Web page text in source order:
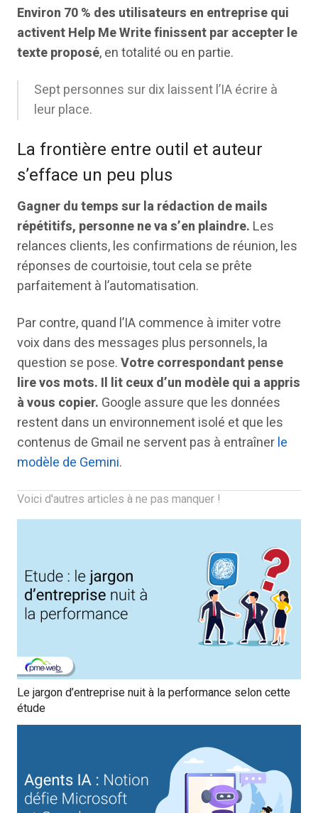
Environ 70 % des utilisateurs en entreprise qui
activent Help Me Write finissent par accepter le
texte proposé, en totalité ou en partie.
Sept personnes sur dix laissent l’IA écrire à
leur place.
La frontière entre outil et auteur
s’efface un peu plus
Gagner du temps sur la rédaction de mails
répétitifs, personne ne va s’en plaindre. Les
relances clients, les confirmations de réunion, les
réponses de courtoisie, tout cela se prête
parfaitement à l’automatisation.
Par contre, quand l’IA commence à imiter votre
voix dans des messages plus personnels, la
question se pose.Votre correspondant pense
lire vos mots. Il lit ceux d’un modèle qui a appris
à vous copier. Google assure que les données
restent dans un environnement isolé et que les
contenus de Gmail ne servent pas à entraînerle
modèle de Gemini.
Voici d'autres articles à ne pas manquer !
Le jargon d’entreprise nuit à la performance selon cette
étude